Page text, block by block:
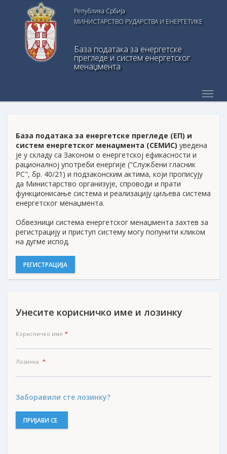
Република Србија
МИНИСТАРСТВО РУДАРСТВА И ЕНЕРГЕТИКЕ
База података за енергетске
прегледе и систем енергетског
менаџмента
База података за енергетске прегледе (ЕП) и
систем енергетског менаџмента (СЕМИС) уведена
је у складу са Законом о енергетској ефикасности и
рационалној употреби енергије ("Службени гласник
РС", бр. 40/21) и подзаконским актима, који прописују
да Министарство организује, спроводи и прати
функционисање система и реализацију циљева система
енергетског менаџмента.
Обвезници система енергетског менаџмента захтев за
регистрацију и приступ систему могу попунити кликом
на дугме испод.
РЕГИСТРАЦИЈА
Унесите корисничко име и лозинку
Корисничко име *
Лозинка *
Заборавили сте лозинку?
ПРИЈАВИ СЕ